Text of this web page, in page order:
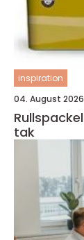
inspiration
04. August 2026
Rullspackel snabb väg till släta väggar och
tak